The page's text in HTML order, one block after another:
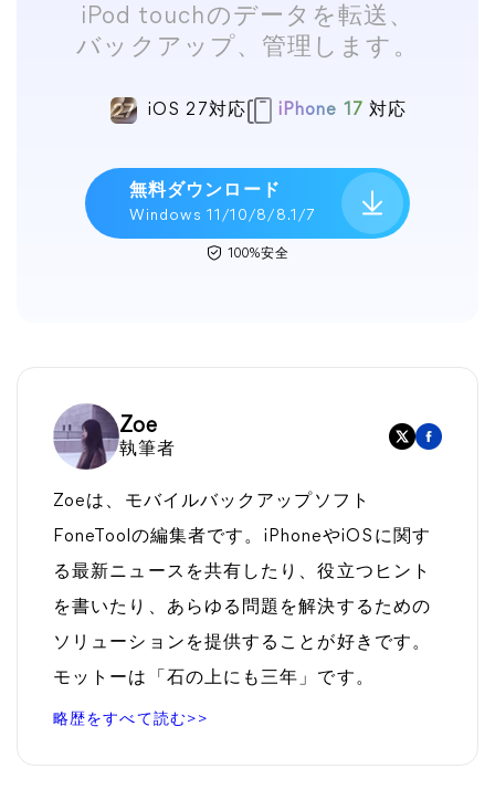
iPod touchのデータを転送、
バックアップ、管理します。
iOS 27対応 iPhone 17 対応
無料ダウンロード
Windows 11/10/8/8.1/7
100%安全
Zoe
執筆者
Zoeは、モバイルバックアップソフト
FoneToolの編集者です。iPhoneやiOSに関す
る最新ニュースを共有したり、役立つヒント
を書いたり、あらゆる問題を解決するための
ソリューションを提供することが好きです。
モットーは「石の上にも三年」です。
略歴をすべて読む>>